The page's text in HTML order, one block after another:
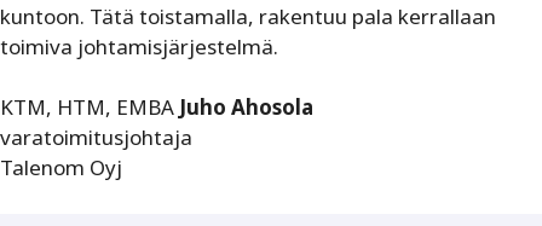
kuntoon. Tätä toistamalla, rakentuu pala kerrallaan
toimiva johtamisjärjestelmä.
KTM, HTM, EMBA Juho Ahosola
varatoimitusjohtaja
Talenom Oyj